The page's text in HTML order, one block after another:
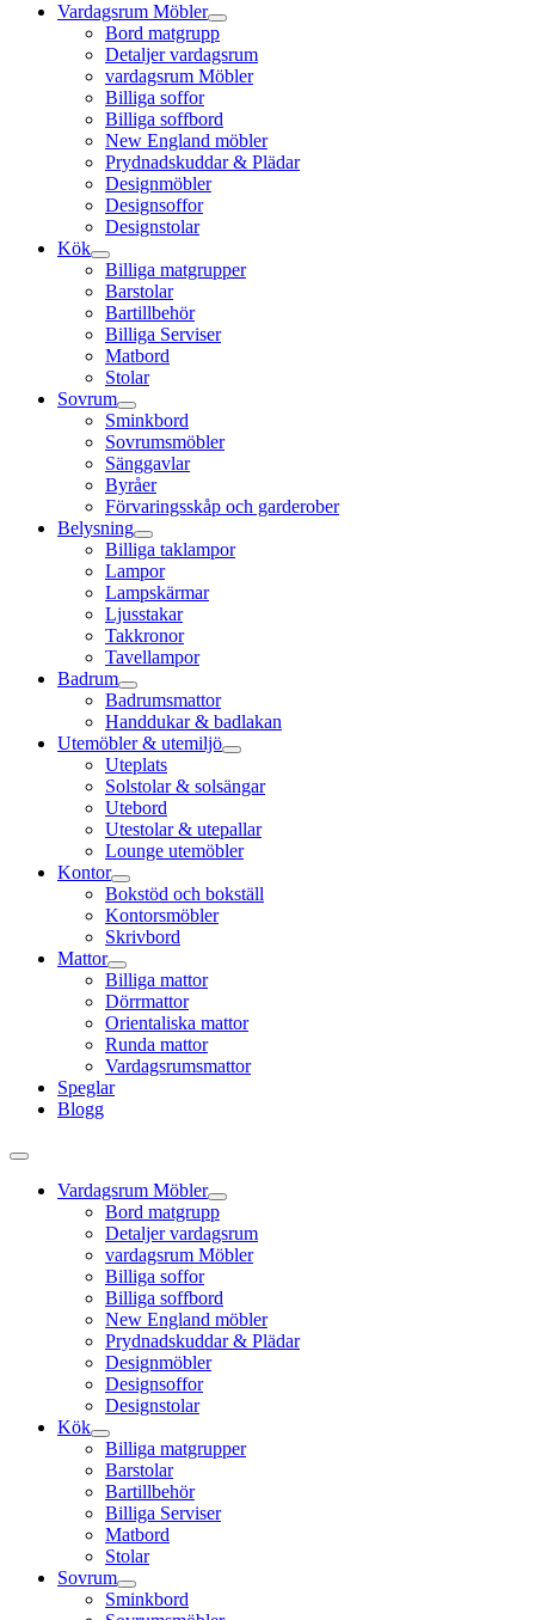
Vardagsrum Möbler
Bord matgrupp
Detaljer vardagsrum
vardagsrum Möbler
Billiga soffor
Billiga soffbord
New England möbler
Prydnadskuddar & Plädar
Designmöbler
Designsoffor
Designstolar
Kök
Billiga matgrupper
Barstolar
Bartillbehör
Billiga Serviser
Matbord
Stolar
Sovrum
Sminkbord
Sovrumsmöbler
Sänggavlar
Byråer
Förvaringsskåp och garderober
Belysning
Billiga taklampor
Lampor
Lampskärmar
Ljusstakar
Takkronor
Tavellampor
Badrum
Badrumsmattor
Handdukar & badlakan
Utemöbler & utemiljö
Uteplats
Solstolar & solsängar
Utebord
Utestolar & utepallar
Lounge utemöbler
Kontor
Bokstöd och bokställ
Kontorsmöbler
Skrivbord
Mattor
Billiga mattor
Dörrmattor
Orientaliska mattor
Runda mattor
Vardagsrumsmattor
Speglar
Blogg
Vardagsrum Möbler
Bord matgrupp
Detaljer vardagsrum
vardagsrum Möbler
Billiga soffor
Billiga soffbord
New England möbler
Prydnadskuddar & Plädar
Designmöbler
Designsoffor
Designstolar
Kök
Billiga matgrupper
Barstolar
Bartillbehör
Billiga Serviser
Matbord
Stolar
Sovrum
Sminkbord